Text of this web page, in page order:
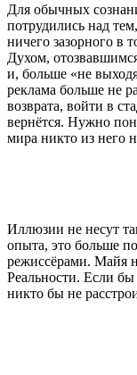
Для обычных
потрудились над
ничего зазорного в
Духом,
и, больше «не
реклама больше не
возврата, войти в
вернётся. Нужно
мира никто из него
Иллюзии не несут
опыта, это больше
режиссёрами. Майя
Реальности. Если
никто бы не